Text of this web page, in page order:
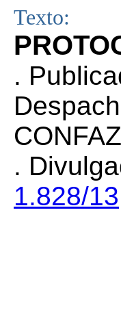
Texto:
.
.
1.828/13